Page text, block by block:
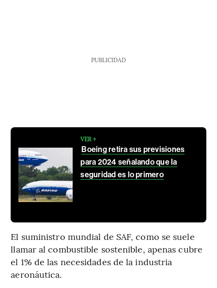
PUBLICIDAD
VER +
Boeing retira sus previsiones
para 2024 señalando que la
seguridad es lo primero
El suministro mundial de SAF, como se suele
llamar al combustible sostenible, apenas cubre
el 1% de las necesidades de la industria
aeronáutica.